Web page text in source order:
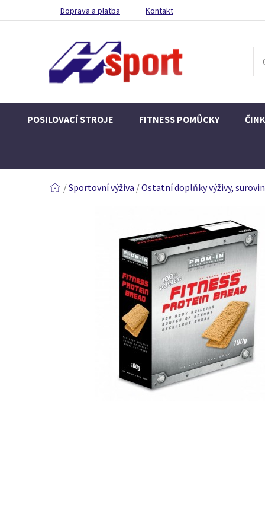
Doprava a platba Kontakt
POSILOVACÍ STROJE FITNESS POMŮCKY
/Sportovní výživa /Ostatní doplňky výživy,